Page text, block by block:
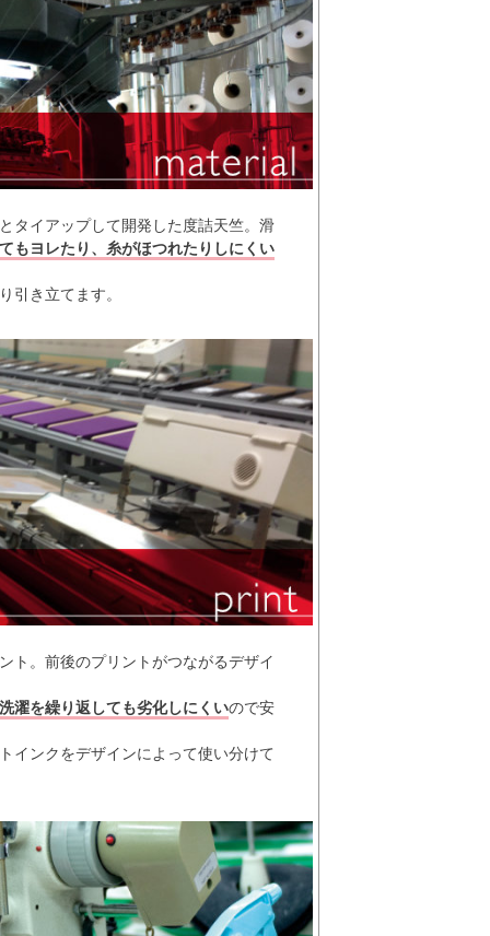
タイアップして開発した度詰天竺。滑
もヨレたり、糸がほつれたりしにくい
引き立てます。
ト。前後のプリントがつながるデザイ
濯を繰り返しても劣化しにくいので安
インクをデザインによって使い分けて